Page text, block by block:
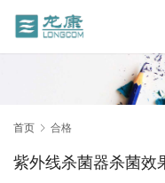
首页 合格
紫外线杀菌器杀菌效